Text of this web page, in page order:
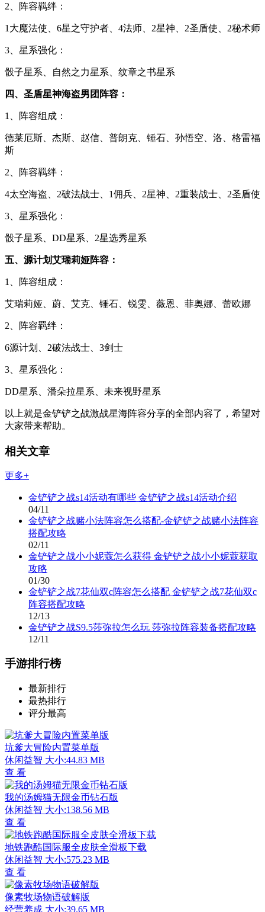
2、阵容羁绊：
1大魔法使、6星之守护者、4法师、2星神、2圣盾使、2秘术师
3、星系强化：
骰子星系、自然之力星系、纹章之书星系
四、圣盾星神海盗男团阵容：
1、阵容组成：
德莱厄斯、杰斯、赵信、普朗克、锤石、孙悟空、洛、格雷福
斯
2、阵容羁绊：
4太空海盗、2破法战士、1佣兵、2星神、2重装战士、2圣盾使
3、星系强化：
骰子星系、DD星系、2星选秀星系
五、源计划艾瑞莉娅阵容：
1、阵容组成：
艾瑞莉娅、蔚、艾克、锤石、锐雯、薇恩、菲奥娜、蕾欧娜
2、阵容羁绊：
6源计划、2破法战士、3剑士
3、星系强化：
DD星系、潘朵拉星系、未来视野星系
以上就是金铲铲之战激战星海阵容分享的全部内容了，希望对
大家带来帮助。
相关文章
更多+
金铲铲之战s14活动有哪些 金铲铲之战s14活动介绍
04/11
金铲铲之战赌小法阵容怎么搭配-金铲铲之战赌小法阵容
搭配攻略
02/11
金铲铲之战小小妮蔻怎么获得 金铲铲之战小小妮蔻获取
攻略
01/30
金铲铲之战7花仙双c阵容怎么搭配 金铲铲之战7花仙双c
阵容搭配攻略
12/13
金铲铲之战S9.5莎弥拉怎么玩 莎弥拉阵容装备搭配攻略
12/11
手游排行榜
最新排行
最热排行
评分最高
坑爹大冒险内置菜单版
休闲益智 大小:44.83 MB
查 看
我的汤姆猫无限金币钻石版
休闲益智 大小:138.56 MB
查 看
地铁跑酷国际服全皮肤全滑板下载
休闲益智 大小:575.23 MB
查 看
像素牧场物语破解版
经营养成 大小:39.65 MB